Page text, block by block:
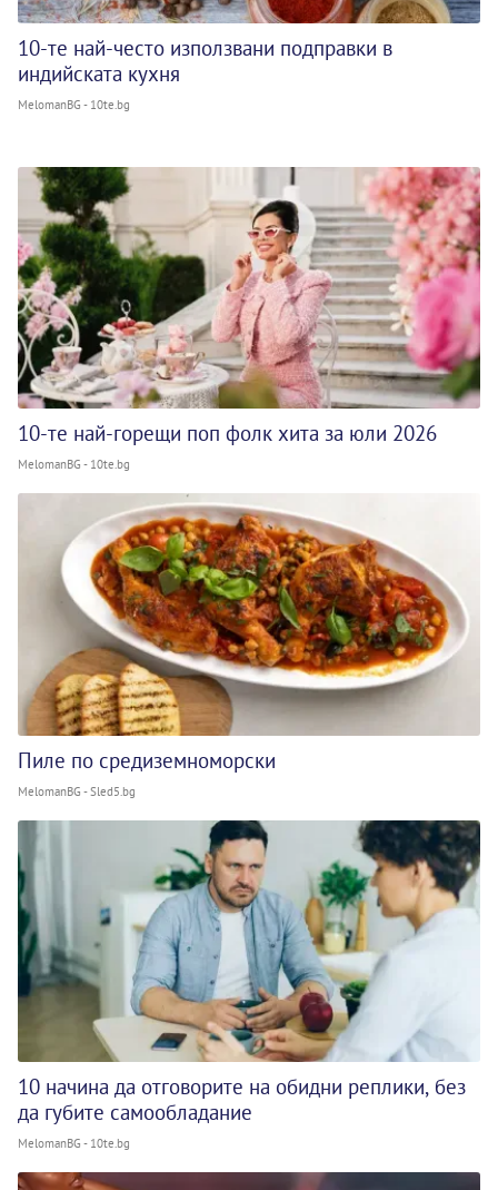
10-те най-често използвани подправки в
индийската кухня
MelomanBG - 10te.bg
10-те най-горещи поп фолк хита за юли 2026
MelomanBG - 10te.bg
Пиле по средиземноморски
MelomanBG - Sled5.bg
10 начина да отговорите на обидни реплики, без
да губите самообладание
MelomanBG - 10te.bg